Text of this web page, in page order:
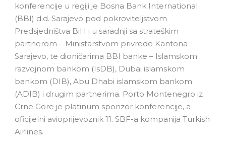
konferencije u regiji je Bosna Bank International
(BBI) d.d. Sarajevo pod pokroviteljstvom
Predsjedništva BiH i u saradnji sa strateškim
partnerom – Ministarstvom privrede Kantona
Sarajevo, te dioničarima BBI banke – Islamskom
razvojnom bankom (IsDB), Dubai islamskom
bankom (DIB), Abu Dhabi islamskom bankom
(ADIB) i drugim partnerima. Porto Montenegro iz
Crne Gore je platinum sponzor konferencije, a
oficijelni avioprijevoznik 11. SBF-a kompanija Turkish
Airlines.